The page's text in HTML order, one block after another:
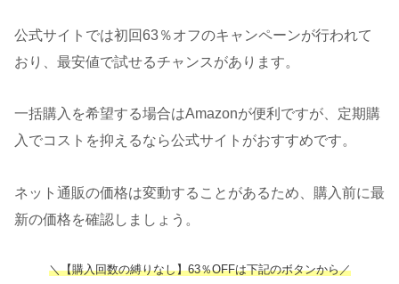
公式サイトでは初回63％オフのキャンペーンが行われて
おり、最安値で試せるチャンスがあります。
一括購入を希望する場合はAmazonが便利ですが、定期購
入でコストを抑えるなら公式サイトがおすすめです。
ネット通販の価格は変動することがあるため、購入前に最
新の価格を確認しましょう。
＼【購入回数の縛りなし】63％OFFは下記のボタンから／